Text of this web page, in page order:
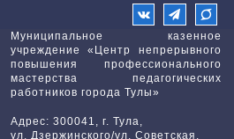
Муниципальное казенное
учреждение «Центр непрерывного
повышения профессионального
мастерства педагогических
работников города Тулы»
Адрес: 300041, г. Тула,
ул. Дзержинского/ул. Советская,